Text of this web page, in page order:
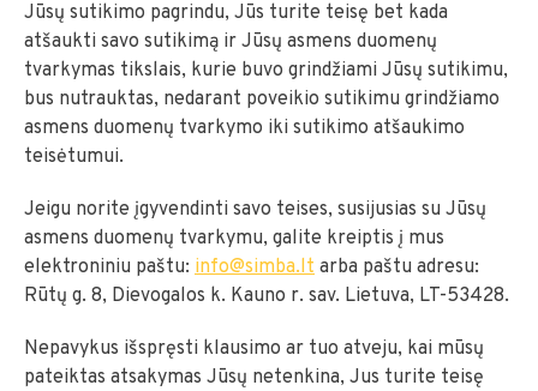
Jūsų sutikimo pagrindu, Jūs turite teisę bet kada
atšaukti savo sutikimą ir Jūsų asmens duomenų
tvarkymas tikslais, kurie buvo grindžiami Jūsų sutikimu,
bus nutrauktas, nedarant poveikio sutikimu grindžiamo
asmens duomenų tvarkymo iki sutikimo atšaukimo
teisėtumui.
Jeigu norite įgyvendinti savo teises, susijusias su Jūsų
asmens duomenų tvarkymu, galite kreiptis į mus
elektroniniu paštu: info@simba.lt arba paštu adresu:
Rūtų g. 8, Dievogalos k. Kauno r. sav. Lietuva, LT-53428.
Nepavykus išspręsti klausimo ar tuo atveju, kai mūsų
pateiktas atsakymas Jūsų netenkina, Jus turite teisę